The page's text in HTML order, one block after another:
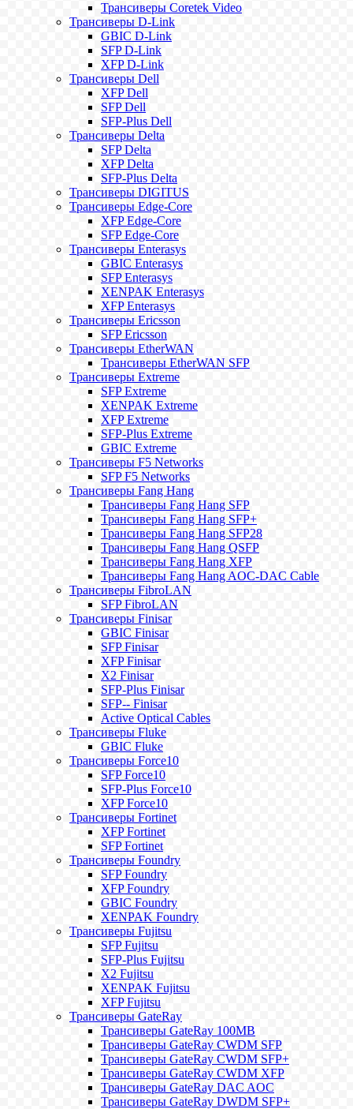
Трансиверы Coretek Video
Трансиверы D-Link
GBIC D-Link
SFP D-Link
XFP D-Link
Трансиверы Dell
XFP Dell
SFP Dell
SFP-Plus Dell
Трансиверы Delta
SFP Delta
XFP Delta
SFP-Plus Delta
Трансиверы DIGITUS
Трансиверы Edge-Core
XFP Edge-Core
SFP Edge-Core
Трансиверы Enterasys
GBIC Enterasys
SFP Enterasys
XENPAK Enterasys
XFP Enterasys
Трансиверы Ericsson
SFP Ericsson
Трансиверы EtherWAN
Трансиверы EtherWAN SFP
Трансиверы Extreme
SFP Extreme
XENPAK Extreme
XFP Extreme
SFP-Plus Extreme
GBIC Extreme
Трансиверы F5 Networks
SFP F5 Networks
Трансиверы Fang Hang
Трансиверы Fang Hang SFP
Трансиверы Fang Hang SFP+
Трансиверы Fang Hang SFP28
Трансиверы Fang Hang QSFP
Трансиверы Fang Hang XFP
Трансиверы Fang Hang AOC-DAC Cable
Трансиверы FibroLAN
SFP FibroLAN
Трансиверы Finisar
GBIC Finisar
SFP Finisar
XFP Finisar
X2 Finisar
SFP-Plus Finisar
SFP-- Finisar
Active Optical Cables
Трансиверы Fluke
GBIC Fluke
Трансиверы Force10
SFP Force10
SFP-Plus Force10
XFP Force10
Трансиверы Fortinet
XFP Fortinet
SFP Fortinet
Трансиверы Foundry
SFP Foundry
XFP Foundry
GBIC Foundry
XENPAK Foundry
Трансиверы Fujitsu
SFP Fujitsu
SFP-Plus Fujitsu
X2 Fujitsu
XENPAK Fujitsu
XFP Fujitsu
Трансиверы GateRay
Трансиверы GateRay 100MB
Трансиверы GateRay CWDM SFP
Трансиверы GateRay CWDM SFP+
Трансиверы GateRay CWDM XFP
Трансиверы GateRay DAC AOC
Трансиверы GateRay DWDM SFP+